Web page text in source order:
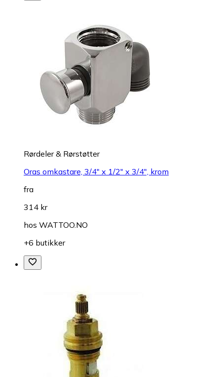
Rørdeler & Rørstøtter
Oras omkastare, 3/4" x 1/2" x 3/4", krom
fra
314 kr
hos WATTOO.NO
+6 butikker